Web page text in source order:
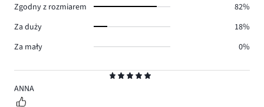
5
ANNA
Zgodny z rozmiarem
82%
Za duży
18%
Za mały
0%